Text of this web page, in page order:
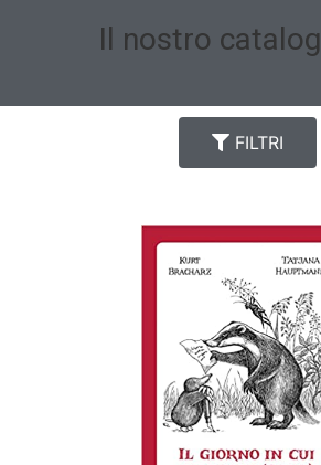
Il nostro
FILTRI